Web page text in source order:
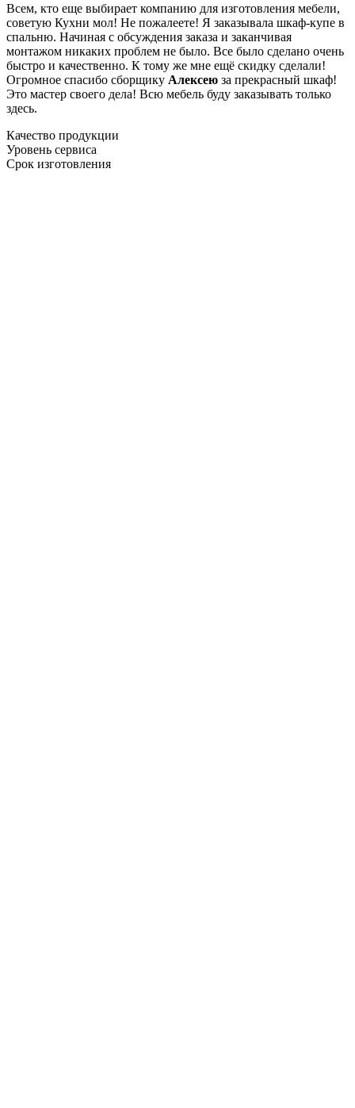
Всем, кто еще выбирает компанию для изготовления мебели,
советую Кухни мол! Не пожалеете! Я заказывала шкаф-купе в
спальню. Начиная с обсуждения заказа и заканчивая
монтажом никаких проблем не было. Все было сделано очень
быстро и качественно. К тому же мне ещё скидку сделали!
Огромное спасибо сборщику Алексею за прекрасный шкаф!
Это мастер своего дела! Всю мебель буду заказывать только
здесь.
Качество продукции
Уровень сервиса
Срок изготовления